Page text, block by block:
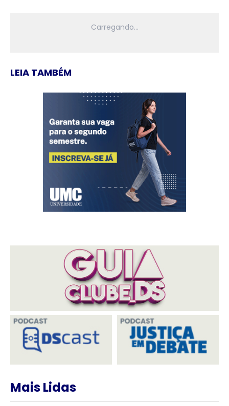
LEIA TAMBÉM
Mais Lidas